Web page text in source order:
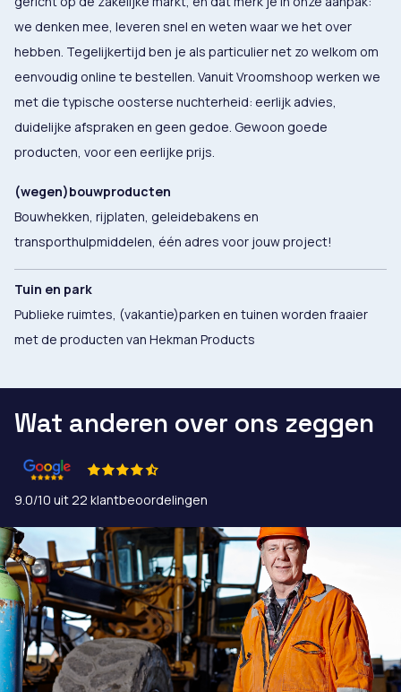
we denken mee, leveren snel en weten waar we het over
hebben. Tegelijkertijd ben je als particulier net zo welkom om
eenvoudig online te bestellen. Vanuit Vroomshoop werken we
met die typische oosterse nuchterheid: eerlijk advies,
duidelijke afspraken en geen gedoe. Gewoon goede
producten, voor een eerlijke prijs.
(wegen)bouwproducten
Bouwhekken, rijplaten, geleidebakens en
transporthulpmiddelen, één adres voor jouw project!
Tuin en park
Publieke ruimtes, (vakantie)parken en tuinen worden fraaier
met de producten van Hekman Products
Wat anderen over ons zeggen
9.0/10 uit 22 klantbeoordelingen